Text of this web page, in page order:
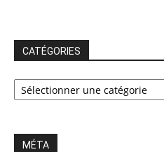
CATÉGORIES
CATÉGORIES
MÉTA